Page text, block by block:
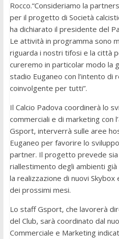
Rocco.“Consideriamo la
per il progetto di Società
ha dichiarato il presidente del
Le attività in programma sono
riguarda i nostri tifosi e la città
cureremo in particolar modo la
stadio Euganeo con l’intento di
coinvolgente per tutti”.
Il Calcio Padova coordinerà lo
commerciali e di marketing con
Gsport, interverrà sulle aree
Euganeo per favorire lo
partner. Il progetto prevede
riallestimento degli ambienti
la realizzazione di nuovi Skybox
dei prossimi mesi.
Lo staff Gsport, che lavorerà
del Club, sarà coordinato dal
Commerciale e Marketing